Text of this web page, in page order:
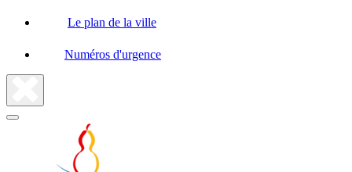
Le plan de la ville
Numéros d'urgence
Fermer